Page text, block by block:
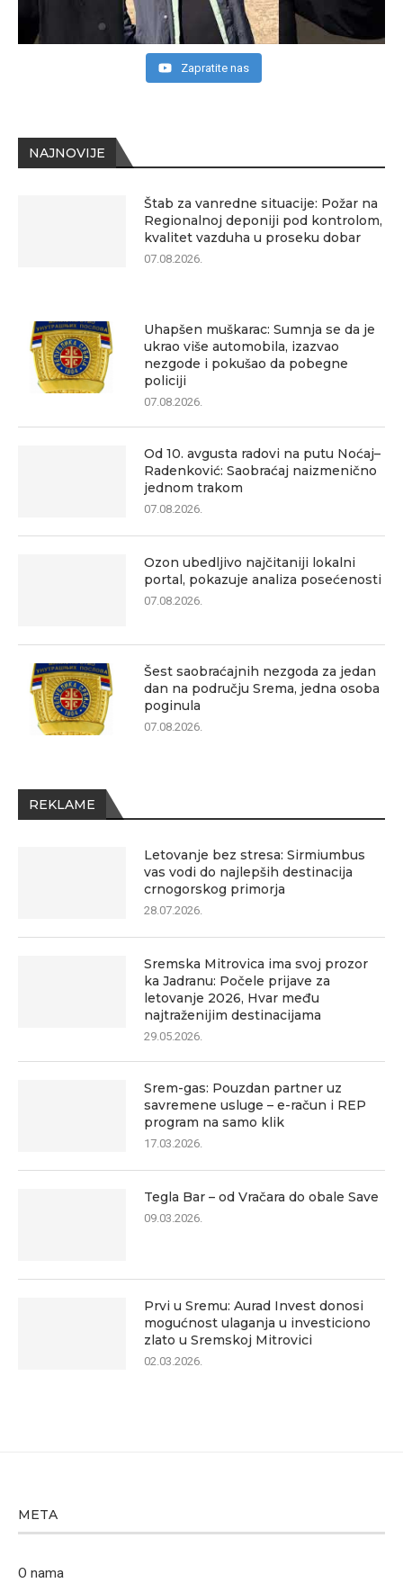
NAJNOVIJE
Štab za vanredne situacije: Požar na
Regionalnoj deponiji pod kontrolom,
kvalitet vazduha u proseku dobar
07.08.2026.
Uhapšen muškarac: Sumnja se da je
ukrao više automobila, izazvao
nezgode i pokušao da pobegne
policiji
07.08.2026.
Od 10. avgusta radovi na putu Noćaj–
Radenković: Saobraćaj naizmenično
jednom trakom
07.08.2026.
Ozon ubedljivo najčitaniji lokalni
portal, pokazuje analiza posećenosti
07.08.2026.
Šest saobraćajnih nezgoda za jedan
dan na području Srema, jedna osoba
poginula
07.08.2026.
REKLAME
Letovanje bez stresa: Sirmiumbus
vas vodi do najlepših destinacija
crnogorskog primorja
28.07.2026.
Sremska Mitrovica ima svoj prozor
ka Jadranu: Počele prijave za
letovanje 2026, Hvar među
najtraženijim destinacijama
29.05.2026.
Srem-gas: Pouzdan partner uz
savremene usluge – e-račun i REP
program na samo klik
17.03.2026.
Tegla Bar – od Vračara do obale Save
09.03.2026.
Prvi u Sremu: Aurad Invest donosi
mogućnost ulaganja u investiciono
zlato u Sremskoj Mitrovici
02.03.2026.
Zapratite nas
META
O nama